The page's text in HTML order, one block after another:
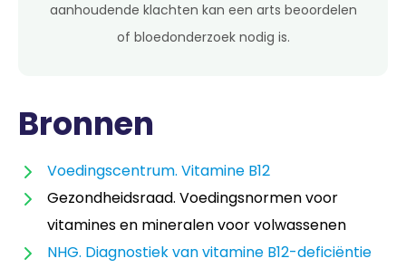
aanhoudende klachten kan een arts beoordelen
of bloedonderzoek nodig is.
Bronnen
Voedingscentrum. Vitamine B12
Gezondheidsraad. Voedingsnormen voor
vitamines en mineralen voor volwassenen
NHG. Diagnostiek van vitamine B12-deficiëntie